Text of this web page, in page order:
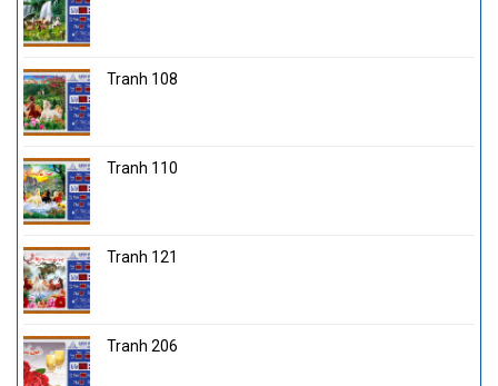
Tranh 108
Tranh 110
Tranh 121
Tranh 206